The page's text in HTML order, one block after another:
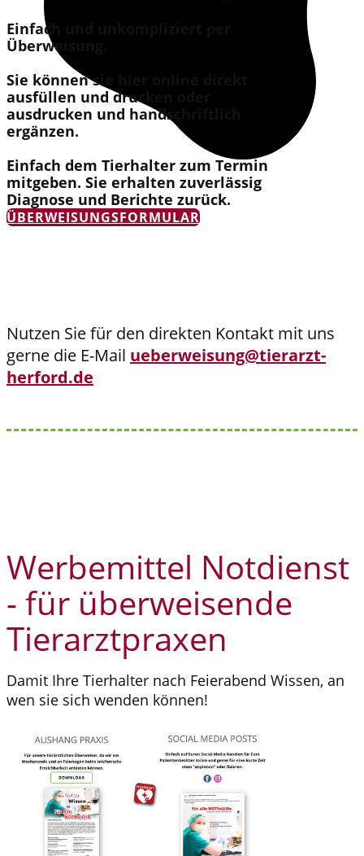
Einfach und unkompliziert per
Überweisung.
Sie können sie hier online direkt
ausfüllen und drucken oder
ausdrucken und handschriftlich
ergänzen.
Einfach dem Tierhalter zum Termin
mitgeben. Sie erhalten zuverlässig
Diagnose und Berichte zurück.
ÜBERWEISUNGSFORMULAR
Nutzen Sie für den direkten Kontakt mit uns
gerne die E-Mail ueberweisung@tierarzt-
herford.de
Werbemittel Notdienst
- für überweisende
Tierarztpraxen
Damit Ihre Tierhalter nach Feierabend Wissen, an
wen sie sich wenden können!